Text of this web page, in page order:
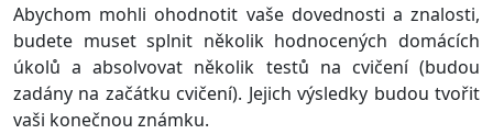
Abychom mohli ohodnotit vaše dovednosti a znalosti,
budete muset splnit několik hodnocených domácích
úkolů a absolvovat několik testů na cvičení (budou
zadány na začátku cvičení). Jejich výsledky budou tvořit
vaši konečnou známku.